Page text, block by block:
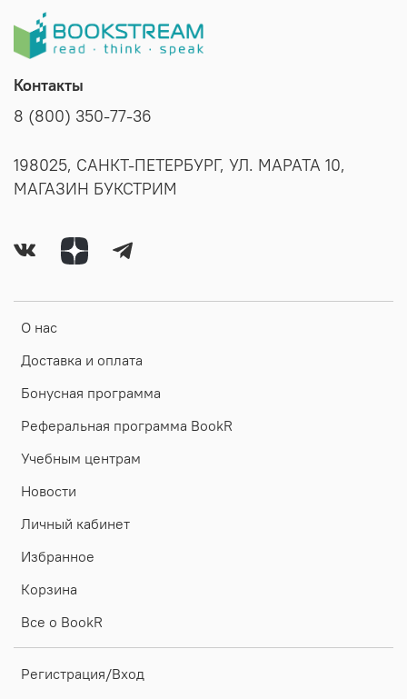
О нас
Доставка и оплата
Бонусная программа
Реферальная программа BookR
Учебным центрам
Новости
Личный кабинет
Избранное
Корзина
Все о BookR
Регистрация/Вход
Контакты
8 (800) 350-77-36
198025, САНКТ-ПЕТЕРБУРГ, УЛ. МАРАТА 10,
МАГАЗИН БУКСТРИМ